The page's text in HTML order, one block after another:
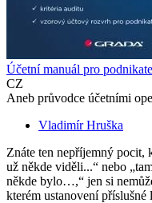
Účetní manuál pro
CZ
Aneb průvodce účetními
Vladimír Hruška
Znáte ten nepříjemný pocit,
už někde viděli...“ nebo
někde bylo…,“ jen si
kterém ustanovení